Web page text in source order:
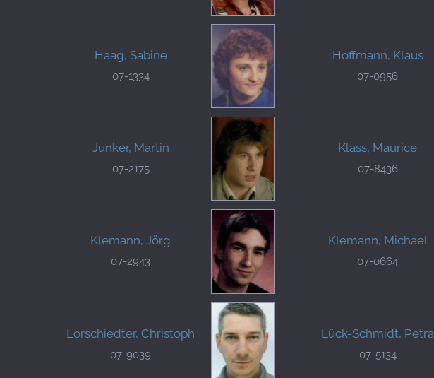
Haag, Sabine
07-1334
Hoffmann, Klaus
07-0956
Junker, Martin
07-2175
Klass, Maurice
07-8436
Klemann, Jörg
07-2943
Klemann, Michael
07-0664
Lorschiedter, Christoph
07-9039
Lück-Schmidt, Petra
07-5134